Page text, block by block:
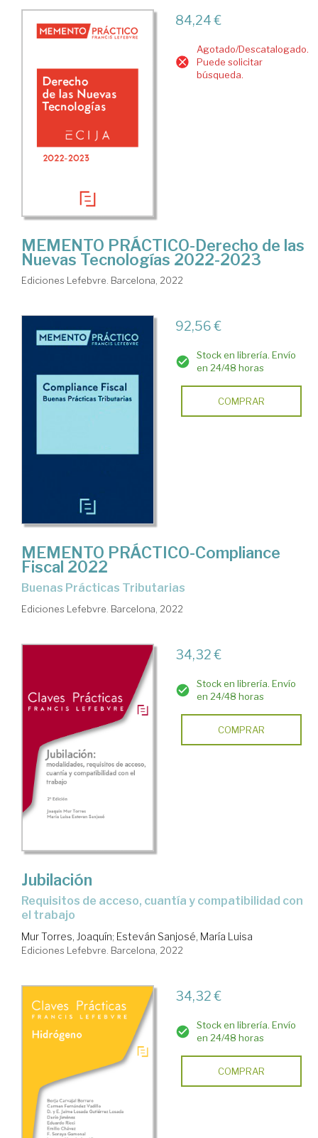
84,24 €
Agotado/Descatalogado.
Puede solicitar
búsqueda.
MEMENTO PRÁCTICO-Derecho de las
Nuevas Tecnologías 2022-2023
Ediciones Lefebvre. Barcelona, 2022
92,56 €
Stock en librería. Envío
en 24/48 horas
COMPRAR
MEMENTO PRÁCTICO-Compliance
Fiscal 2022
Buenas Prácticas Tributarias
Ediciones Lefebvre. Barcelona, 2022
34,32 €
Stock en librería. Envío
en 24/48 horas
COMPRAR
Jubilación
requisitos de acceso, cuantía y compatibilidad con
el trabajo
Mur Torres, Joaquín; Esteván Sanjosé, María Luisa
Ediciones Lefebvre. Barcelona, 2022
34,32 €
Stock en librería. Envío
en 24/48 horas
COMPRAR